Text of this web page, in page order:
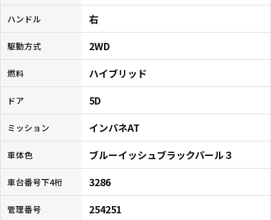
ハンドル 右
駆動方式 2WD
燃料 ハイブリッド
ドア 5D
ミッション インパネAT
車体色 ブルーイッシュブラックパール３
車台番号下4桁 3286
管理番号 254251